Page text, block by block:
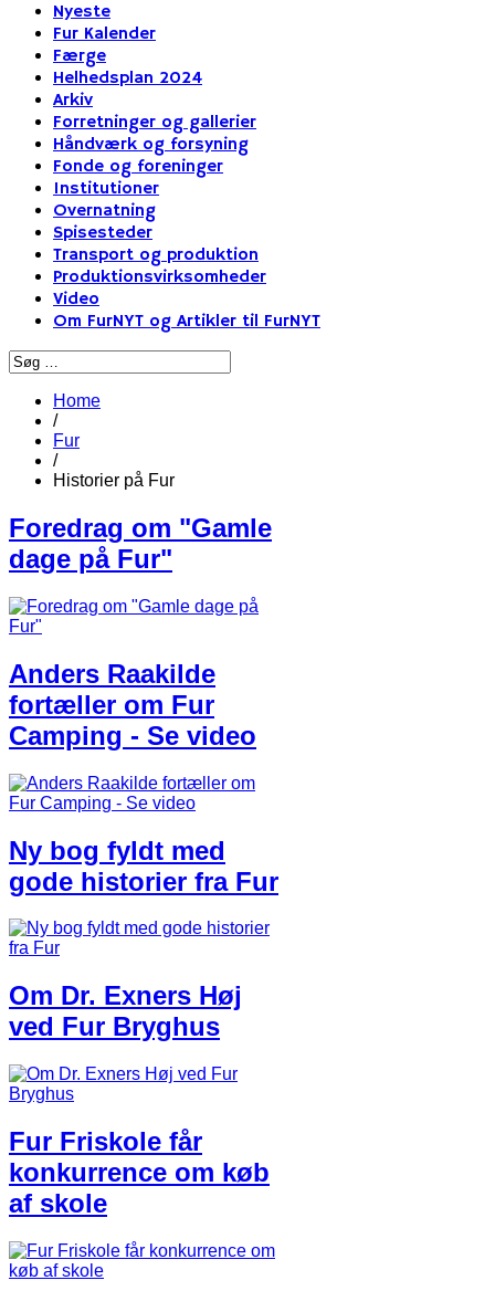
Nyeste
Fur Kalender
Færge
Helhedsplan 2024
Arkiv
Forretninger og gallerier
Håndværk og forsyning
Fonde og foreninger
Institutioner
Overnatning
Spisesteder
Transport og produktion
Produktionsvirksomheder
Video
Om FurNYT og Artikler til FurNYT
Home
/
Fur
/
Historier på Fur
Foredrag om "Gamle
dage på Fur"​
Anders Raakilde
fortæller om Fur
Camping - Se video
Ny bog fyldt med
gode historier fra Fur
Om Dr. Exners Høj
ved Fur Bryghus
Fur Friskole får
konkurrence om køb
af skole